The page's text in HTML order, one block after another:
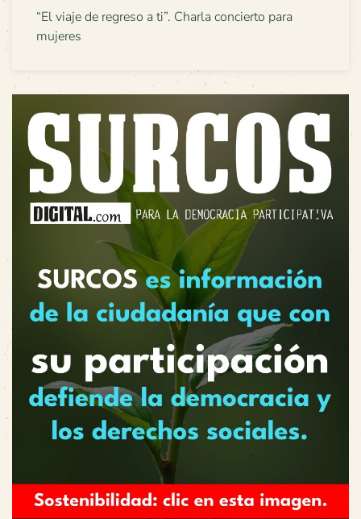
“El viaje de regreso a ti”. Charla concierto para
mujeres